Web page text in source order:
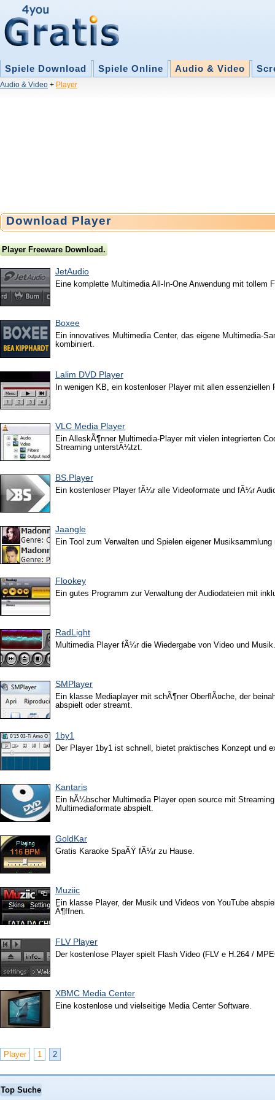
Spiele Download Spiele Online Audio & Video
Audio & Video + Player
Download Player
Player Freeware Download.
JetAudio
Eine komplette Multimedia All-In-One Anwendung mit tollem
Boxee
Ein innovatives Multimedia Center, das eigene Multimedia-
kombiniert.
Lalim DVD Player
In wenigen KB, ein kostenloser Player mit allen essenziellen
VLC Media Player
Ein AlleskÃ¶nner Multimedia-Player mit vielen integrierten
Streaming unterstÃ¼tzt.
BS.Player
Ein kostenloser Player fÃ¼r alle Videoformate und fÃ¼r
Jaangle
Ein Tool zum Verwalten und Spielen eigener
Flookey
Ein gutes Programm zur Verwaltung der Audiodateien mit
RadLight
Multimedia Player fÃ¼r die Wiedergabe von Video und Musik.
SMPlayer
Ein klasse Mediaplayer mit schÃ¶ner OberflÃ¤che, der
abspielt oder streamt.
1by1
Der Player 1by1 ist schnell, bietet praktisches Konzept und
Kantaris
Ein hÃ¼bscher Multimedia Player open source mit
Multimediaformate abspielt.
GoldKar
Gratis Karaoke SpaÃŸ fÃ¼r zu Hause.
Muziic
Ein klasse Player, der Musik und Videos von YouTube
Ã¶ffnen.
FLV Player
Der kostenlose Player spielt Flash Video (FLV e H.264 /
XBMC Media Center
Eine kostenlose und vielseitige Media Center Software.
Player 1 2
Top Suche